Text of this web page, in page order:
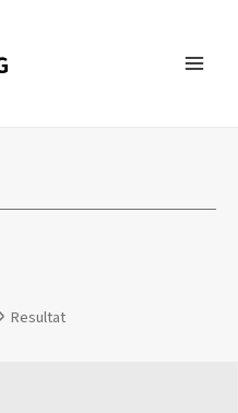
Resultat